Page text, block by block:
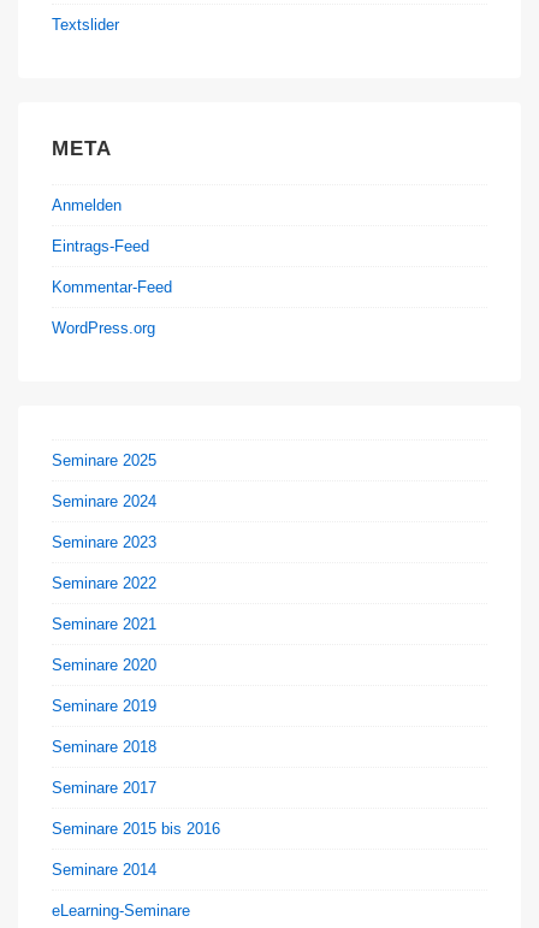
Textslider
META
Anmelden
Eintrags-Feed
Kommentar-Feed
WordPress.org
Seminare 2025
Seminare 2024
Seminare 2023
Seminare 2022
Seminare 2021
Seminare 2020
Seminare 2019
Seminare 2018
Seminare 2017
Seminare 2015 bis 2016
Seminare 2014
eLearning-Seminare